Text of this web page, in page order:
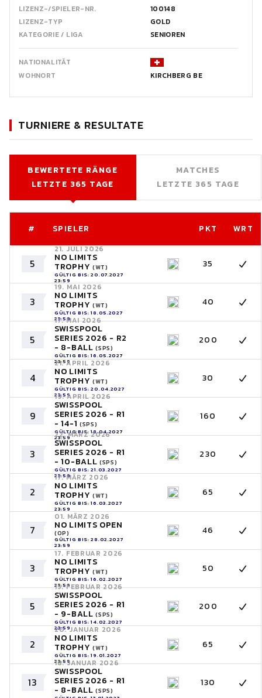
LIZENZ-/SPIELER-NR.
100148
LIZENZ-TYP
GOLD
KATEGORIE / LIGA
SENIOREN
NATIONALITÄT
WOHNORT
KIRCHBERG BE
TURNIERE & RESULTATE
BEWERTETE RÄNGE
LETZTE 365 TAGE
MATCHES
LETZTE 365 TAGE
# SPIELER PKT WRT
5
21. JULI 2026
NO LIMITS
TROPHY (WT)
GÜLTIG BIS: 20.07.2027
23:59
35
3
19. MAI 2026
NO LIMITS
TROPHY (WT)
GÜLTIG BIS: 18.05.2027
23:59
40
5
17. MAI 2026
SWISSPOOL
SERIES 2026 - R2
- 8-BALL(SPS)
GÜLTIG BIS: 16.05.2027
23:59
200
4
21. APRIL 2026
NO LIMITS
TROPHY (WT)
GÜLTIG BIS: 20.04.2027
23:59
30
9
19. APRIL 2026
SWISSPOOL
SERIES 2026 - R1
- 14-1 (SPS)
GÜLTIG BIS: 18.04.2027
23:59
160
3
22. MÄRZ 2026
SWISSPOOL
SERIES 2026 - R1
- 10-BALL (SPS)
GÜLTIG BIS: 21.03.2027
23:59
230
2
17. MÄRZ 2026
NO LIMITS
TROPHY (WT)
GÜLTIG BIS: 16.03.2027
23:59
65
7
01. MÄRZ 2026
NO LIMITS OPEN
(OP)
GÜLTIG BIS: 28.02.2027
23:59
46
3
17. FEBRUAR 2026
NO LIMITS
TROPHY (WT)
GÜLTIG BIS: 16.02.2027
23:59
50
5
15. FEBRUAR 2026
SWISSPOOL
SERIES 2026 - R1
- 9-BALL(SPS)
GÜLTIG BIS: 14.02.2027
23:59
200
2
20. JANUAR 2026
NO LIMITS
TROPHY (WT)
GÜLTIG BIS: 19.01.2027
23:59
65
13
18. JANUAR 2026
SWISSPOOL
SERIES 2026 - R1
- 8-BALL(SPS)
130